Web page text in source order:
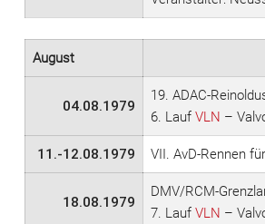
August
04.08.1979
19. ADAC-
6. Lauf VLN –
11.-12.08.1979 VII. AvD-Rennen
18.08.1979
DMV/RCM-
7. Lauf VLN –